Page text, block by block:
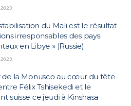
2023
du Mali est le résultat
irresponsables des pays
en Libye » (Russie)
2023
de la Monusco au cœur du tête-
Félix Tshisekedi et le
suisse ce jeudi à Kinshasa